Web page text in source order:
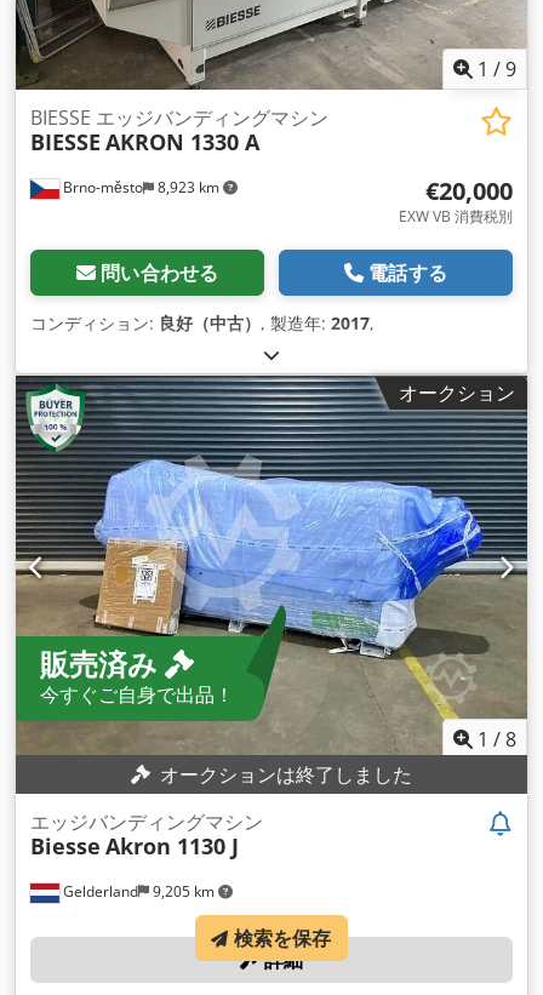
1 /9
Brno-město 8,923 km
BIESSE エッジバンディングマシン
BIESSE AKRON 1330 A
€20,000
EXW VB 消費税別
問い合わせる 電話する
コンディション: 良好（中古） , 製造年: 2017,
オークション
販売済み
今すぐご自身で出品！
1 /8
オークションは終了しました
Gelderland 9,205 km
エッジバンディングマシン
Biesse Akron 1130 J
詳細
検索を保存